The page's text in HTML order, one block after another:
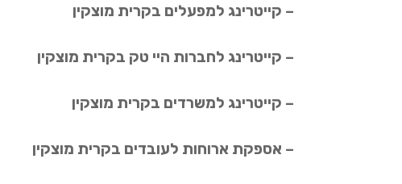
– קייטרינג למפעלים בקרית מוצקין
– קייטרינג לחברות היי טק בקרית מוצקין
– קייטרינג למשרדים בקרית מוצקין
– אספקת ארוחות לעובדים בקרית מוצקין